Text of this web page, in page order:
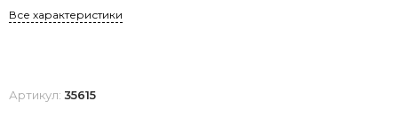
Все характеристики
Артикул: 35615